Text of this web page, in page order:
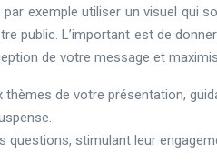
exemple utiliser un visuel qui
public. L’important est de
de votre message et
de votre présentation,
questions, stimulant leur